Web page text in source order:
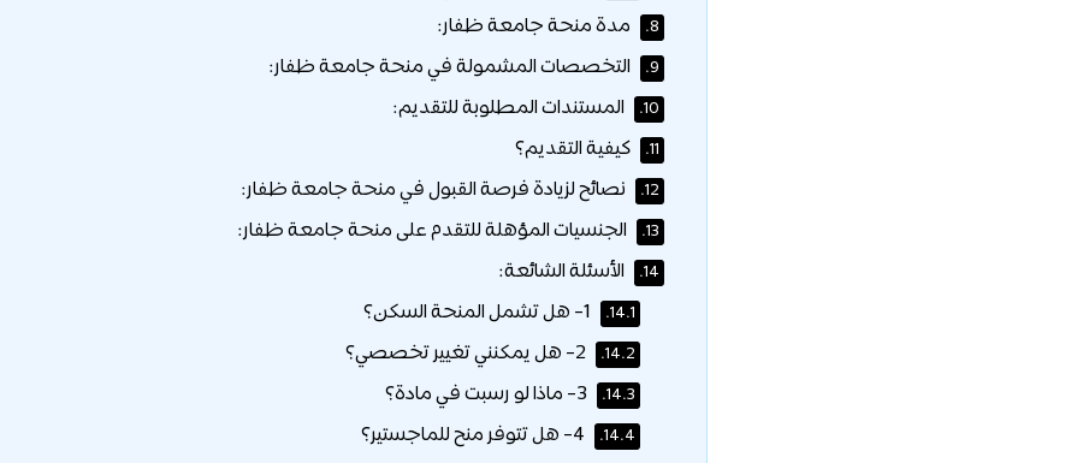
8. مدة منحة جامعة ظفار:
9. التخصصات المشمولة في منحة جامعة ظفار:
10. المستندات المطلوبة للتقديم:
11. كيفية التقديم؟
12. نصائح لزيادة فرصة القبول في منحة جامعة ظفار:
13. الجنسيات المؤهلة للتقدم على منحة جامعة ظفار:
14. الأسئلة الشائعة:
14.1.
14.2.
14.3.
14.4.